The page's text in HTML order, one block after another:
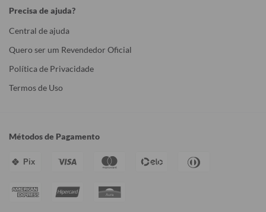
Precisa de ajuda?
Central de ajuda
Quero ser um Revendedor Oficial
Política de Privacidade
Termos de Uso
Métodos de Pagamento
Pix